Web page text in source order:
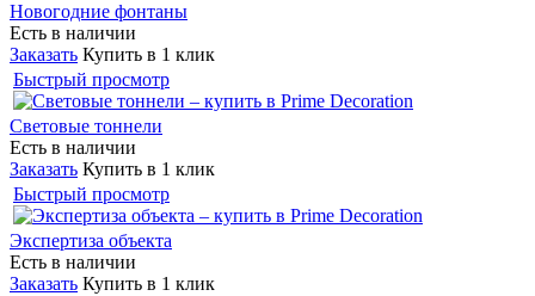
Новогодние фонтаны
Есть в наличии
Заказать Купить в 1 клик
Быстрый просмотр
Световые тоннели
Есть в наличии
Заказать Купить в 1 клик
Быстрый просмотр
Экспертиза объекта
Есть в наличии
Заказать Купить в 1 клик